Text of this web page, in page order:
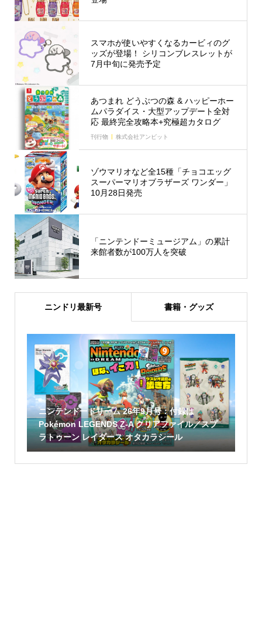
スマホが使いやすくなるカービィのグ
ッズが登場！ シリコンブレスレットが
7月中旬に発売予定
あつまれ どうぶつの森 & ハッピーホー
ムパラダイス・大型アップデート全対
応 最終完全攻略本+究極超カタログ
刊行物 株式会社アンビット
ゾウマリオなど全15種「チョコエッグ
スーパーマリオブラザーズ ワンダー」
10月28日発売
「ニンテンドーミュージアム」の累計
来館者数が100万人を突破
ニンドリ最新号 書籍・グッズ
ニンテンドードリーム 26年9月号：付録は
Pokémon LEGENDS Z-A クリアファイル／スプ
ラトゥーン レイダース オタカラシール